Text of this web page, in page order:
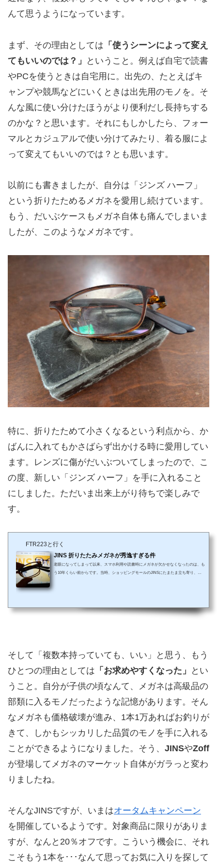
んて思うようになっています。
まず、その理由としては 「使うシーンによって変え
てもいいのでは？」
ということ。例えば自宅で読書
やPCを使うときは自宅用に。出先の、たとえばキ
ャンプや競馬などにいくときは出先用のモノを。そ
んな風に使い分けたほうがより便利だし長持ちする
のかな？と思います。それにもしかしたら、フォー
マルとカジュアルで使い分けてみたり、着る服によ
って変えてもいいのでは？とも思います。
以前にも書きましたが、自分は「ジンズ ハーフ」
という折りたためるメガネを愛用し続けています。
もう、だいぶケースもメガネ自体も痛んでしまいま
したが、このようなメガネです。
特に、折りたためて小さくなるという利点から、か
ばんに入れてもかさばらず出かける時に愛用してい
ます。レンズに傷がだいぶついてしまったので、こ
の度、新しい「ジンズ ハーフ」を手に入れること
にしました。ただいま出来上がり待ちで楽しみで
す。
FTR223と行く
JINS 折りたたみメガネが秀逸すぎる件
老眼になってしまって以来、スマホ利用や読書時にメガネが欠かせなくなったのは、も
う10年くらい前からです。当時、ショッピングモールのJINSにたまたま立ち寄り、た
も使い勝手のよい眼鏡なので紹介...
そして「複数本持っていても、いい」と思う、もう
ひとつの理由としては 「お求めやすくなった」
とい
うこと。自分が子供の頃なんて、メガネは高級品の
部類に入るモノだったような記憶があります。そん
なメガネも価格破壊が進み、1本1万あればお釣りが
きて、しかもシッカリした品質のモノを手に入れる
ことができるようになりました。そう、 JINSやZoff
が登場してメガネのマーケット自体がガラっと変わ
りましたね。
そんなJINSですが、いまはオータムキャンペーン
を開催しているようです。対象商品に限りがありま
すが、なんと20％オフです。こういう機会に、それ
こそもう1本を･･･なんて思ってお気に入りを探して